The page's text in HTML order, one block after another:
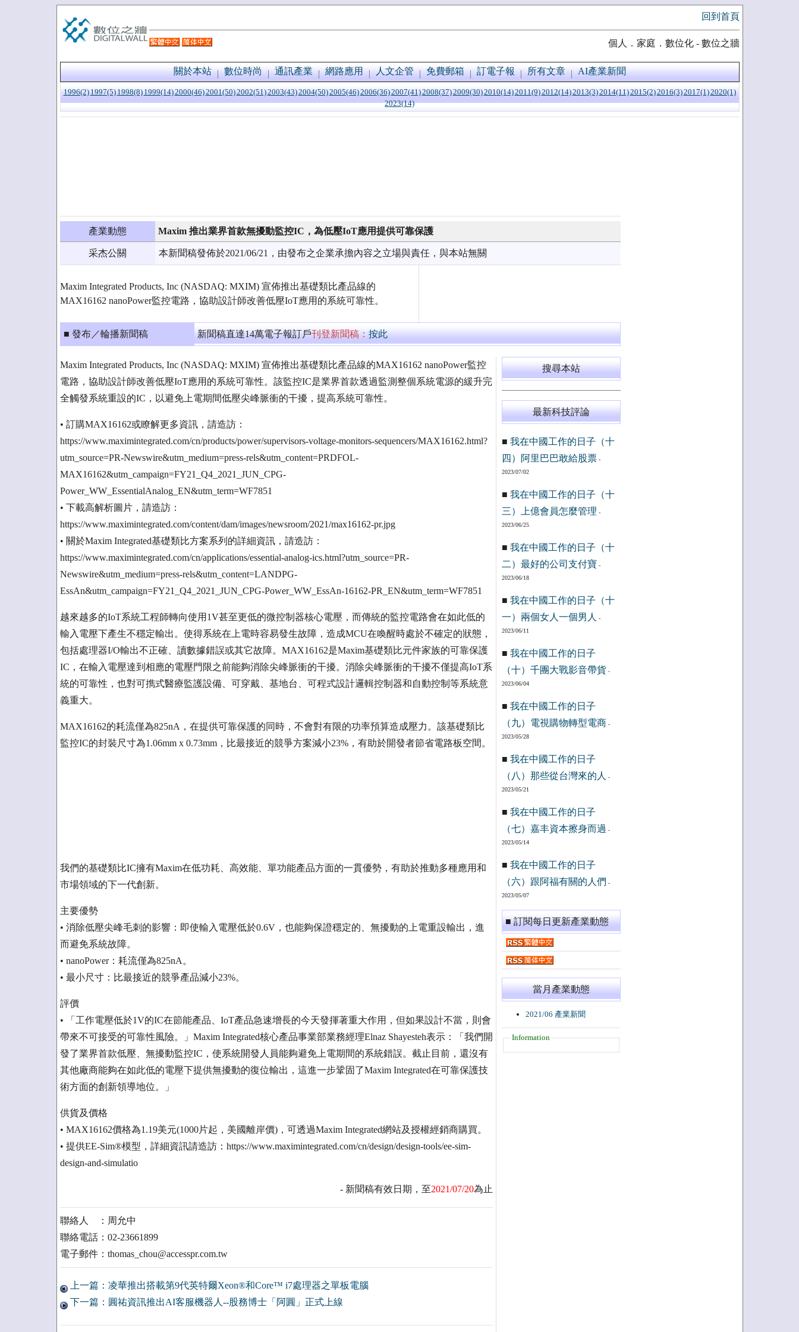
回到首頁
個人．家庭．數位化 - 數位之牆
關於本站 數位時尚 通訊產業 網路應用 人文企管 免費郵箱 訂電子報 所有文章 AI產業新聞
1996(2) 1997(5) 1998(8) 1999(14)2000(46)2001(50)2002(51)2003(43)2004(50)2005(46)2006(36)2007(41)2008(37)2009(30)2010(14)2011(9)2012(14)2013(3)2014(11)2015(2)2016(3)2017(1)2020(1)
2023(14)
產業動態 Maxim 推出業界首款無擾動監控IC，為低壓IoT應用提供可靠保護
采杰公關 本新聞稿發佈於2021/06/21，由發布之企業承擔內容之立場與責任，與本站無關
Maxim Integrated Products, Inc (NASDAQ: MXIM) 宣佈推出基礎類比產品線的
MAX16162 nanoPower監控電路，協助設計師改善低壓IoT應用的系統可靠性。
■ 發布／輪播新聞稿 新聞稿直達14萬電子報訂戶刊登新聞稿：按此
Maxim Integrated Products, Inc (NASDAQ: MXIM) 宣佈推出基礎類比產品線的MAX16162 nanoPower監控
電路，協助設計師改善低壓IoT應用的系統可靠性。該監控IC是業界首款透過監測整個系統電源的緩升完
全觸發系統重設的IC，以避免上電期間低壓尖峰脈衝的干擾，提高系統可靠性。
• 訂購MAX16162或瞭解更多資訊，請造訪：
https://www.maximintegrated.com/cn/products/power/supervisors-voltage-monitors-sequencers/MAX16162.html?
utm_source=PR-Newswire&utm_medium=press-rels&utm_content=PRDFOL-
MAX16162&utm_campaign=FY21_Q4_2021_JUN_CPG-
Power_WW_EssentialAnalog_EN&utm_term=WF7851
• 下載高解析圖片，請造訪：
https://www.maximintegrated.com/content/dam/images/newsroom/2021/max16162-pr.jpg
• 關於Maxim Integrated基礎類比方案系列的詳細資訊，請造訪：
https://www.maximintegrated.com/cn/applications/essential-analog-ics.html?utm_source=PR-
Newswire&utm_medium=press-rels&utm_content=LANDPG-
EssAn&utm_campaign=FY21_Q4_2021_JUN_CPG-Power_WW_EssAn-16162-PR_EN&utm_term=WF7851
越來越多的IoT系統工程師轉向使用1V甚至更低的微控制器核心電壓，而傳統的監控電路會在如此低的
輸入電壓下產生不穩定輸出。使得系統在上電時容易發生故障，造成MCU在喚醒時處於不確定的狀態，
包括處理器I/O輸出不正確、讀數據錯誤或其它故障。MAX16162是Maxim基礎類比元件家族的可靠保護
IC，在輸入電壓達到相應的電壓門限之前能夠消除尖峰脈衝的干擾。消除尖峰脈衝的干擾不僅提高IoT系
統的可靠性，也對可擕式醫療監護設備、可穿戴、基地台、可程式設計邏輯控制器和自動控制等系統意
義重大。
MAX16162的耗流僅為825nA，在提供可靠保護的同時，不會對有限的功率預算造成壓力。該基礎類比
監控IC的封裝尺寸為1.06mm x 0.73mm，比最接近的競爭方案減小23%，有助於開發者節省電路板空間。
我們的基礎類比IC擁有Maxim在低功耗、高效能、單功能產品方面的一貫優勢，有助於推動多種應用和
市場領域的下一代創新。
主要優勢
• 消除低壓尖峰毛刺的影響：即使輸入電壓低於0.6V，也能夠保證穩定的、無擾動的上電重設輸出，進
而避免系統故障。
• nanoPower：耗流僅為825nA。
• 最小尺寸：比最接近的競爭產品減小23%。
評價
• 「工作電壓低於1V的IC在節能產品、IoT產品急速增長的今天發揮著重大作用，但如果設計不當，則會
帶來不可接受的可靠性風險。」Maxim Integrated核心產品事業部業務經理Elnaz Shayesteh表示：「我們開
發了業界首款低壓、無擾動監控IC，使系統開發人員能夠避免上電期間的系統錯誤。截止目前，還沒有
其他廠商能夠在如此低的電壓下提供無擾動的復位輸出，這進一步鞏固了Maxim Integrated在可靠保護技
術方面的創新領導地位。」
供貨及價格
• MAX16162價格為1.19美元(1000片起，美國離岸價)，可透過Maxim Integrated網站及授權經銷商購買。
• 提供EE-Sim®模型，詳細資訊請造訪：https://www.maximintegrated.com/cn/design/design-tools/ee-sim-
design-and-simulatio
- 新聞稿有效日期，至2021/07/20為止
聯絡人 ：周允中
聯絡電話：02-23661899
電子郵件：thomas_chou@accesspr.com.tw
上一篇：凌華推出搭載第9代英特爾Xeon®和Core™ i7處理器之單板電腦
下一篇：圓祐資訊推出AI客服機器人--股務博士「阿圓」正式上線
搜尋本站
最新科技評論
■ 我在中國工作的日子（十
四）阿里巴巴敢給股票-
2023/07/02
■ 我在中國工作的日子（十
三）上億會員怎麼管理 -
2023/06/25
■ 我在中國工作的日子（十
二）最好的公司支付寶 -
2023/06/18
■ 我在中國工作的日子（十
一）兩個女人一個男人
-
2023/06/11
■ 我在中國工作的日子
（十）千團大戰影音帶貨 -
2023/06/04
■ 我在中國工作的日子
（九）電視購物轉型電商 -
2023/05/28
■ 我在中國工作的日子
（八）那些從台灣來的人
-
2023/05/21
■ 我在中國工作的日子
（七）嘉丰資本擦身而過 -
2023/05/14
■ 我在中國工作的日子
（六）跟阿福有關的人們 -
2023/05/07
■ 訂閱每日更新產業動態
當月產業動態
2021/06 產業新聞
Information